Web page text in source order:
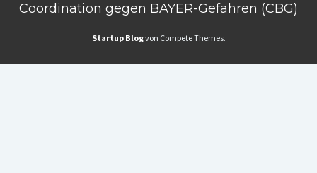
Coordination gegen BAYER-Gefahren (CBG)
Startup Blogvon Compete Themes.